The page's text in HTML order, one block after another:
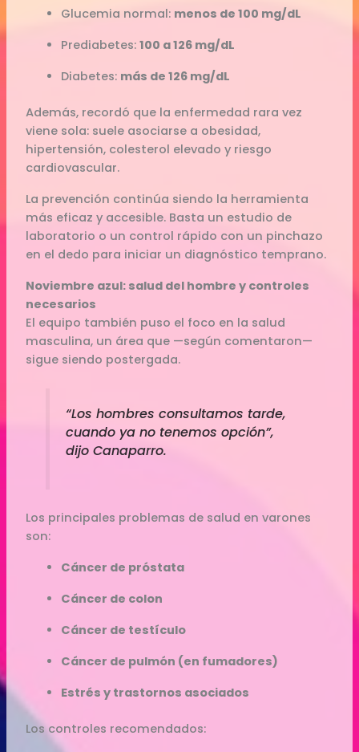
Glucemia normal: menos de 100 mg/dL
Prediabetes:100 a 126 mg/dL
Diabetes: más de 126 mg/dL
Además, recordó que la enfermedad rara vez
viene sola: suele asociarse a obesidad,
hipertensión, colesterol elevado y riesgo
cardiovascular.
La prevención continúa siendo la herramienta
más eficaz y accesible. Basta un estudio de
laboratorio o un control rápido con un pinchazo
en el dedo para iniciar un diagnóstico temprano.
Noviembre azul: salud del hombre y controles
necesarios
El equipo también puso el foco en la salud
masculina, un área que —según comentaron—
sigue siendo postergada.
“Los hombres consultamos tarde,
cuando ya no tenemos opción”,
dijo Canaparro.
Los principales problemas de salud en varones
son:
Cáncer de próstata
Cáncer de colon
Cáncer de testículo
Cáncer de pulmón (en fumadores)
Estrés y trastornos asociados
Los controles recomendados: